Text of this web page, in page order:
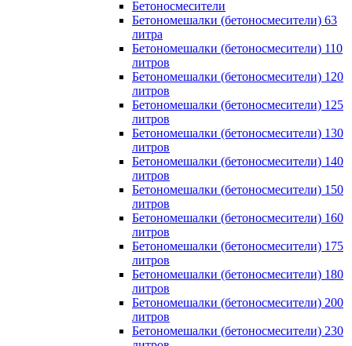
Бетоносмесители
Бетономешалки (бетоносмесители) 63
литра
Бетономешалки (бетоносмесители) 110
литров
Бетономешалки (бетоносмесители) 120
литров
Бетономешалки (бетоносмесители) 125
литров
Бетономешалки (бетоносмесители) 130
литров
Бетономешалки (бетоносмесители) 140
литров
Бетономешалки (бетоносмесители) 150
литров
Бетономешалки (бетоносмесители) 160
литров
Бетономешалки (бетоносмесители) 175
литров
Бетономешалки (бетоносмесители) 180
литров
Бетономешалки (бетоносмесители) 200
литров
Бетономешалки (бетоносмесители) 230